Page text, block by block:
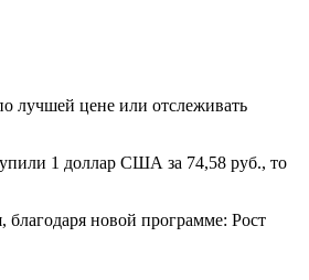
лучшей цене или отслеживать
1 доллар США за 74,58 руб., то
новой программе: Рост